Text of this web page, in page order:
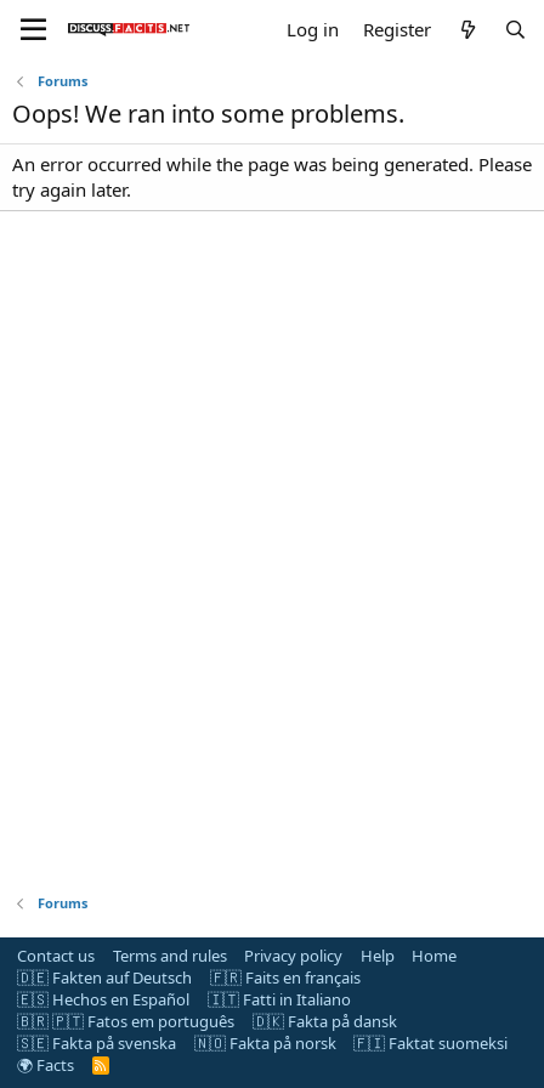
Log in Register
Forums
Oops! We ran into some problems.
An error occurred while the page was being generated. Please
try again later.
Forums
Contact us Terms and rules Privacy policy Help
Home
🇩🇪 Fakten auf Deutsch
🇫🇷 Faits en français
🇪🇸 Hechos en Español
🇮🇹 Fatti in Italiano
🇧🇷 🇵🇹 Fatos em português
🇩🇰 Fakta på dansk
🇸🇪 Fakta på svenska
🇳🇴 Fakta på norsk
🇫🇮 Faktat suomeksi
🌍 Facts
R